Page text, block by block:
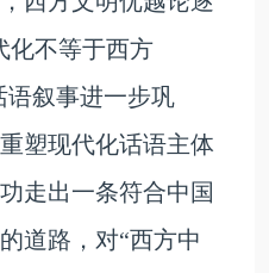
化不等于西方
语叙事进一步巩
塑现代化话语主体
走出一条符合中国
道路，对“西方中